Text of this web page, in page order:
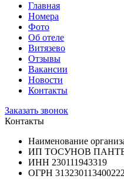
Главная
Номера
Фото
Об отеле
Витязево
Отзывы
Вакансии
Новости
Контакты
Заказать звонок
Контакты
Наименование
ИП ТОСУНОВ
ИНН 230111943319
ОГРН 313230113400222